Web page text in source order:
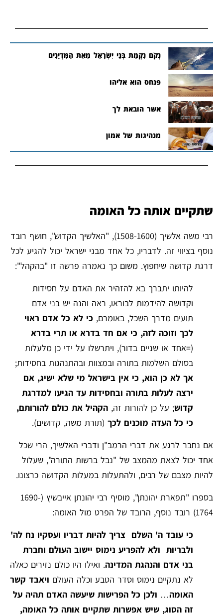
נְקֹם נִקְמַת בְּנֵי יִשְׂרָאֵל מֵאֵת הַמִּדְיָנִים
פנחס הוא אליהו
אשר הובאת לך
מנהיגות של אמון
שתקיים אותה כל האומה
רבי משה אלשיך (1508-1600), "האלשיך הקדוש", חושף רובד
נוסף בציווי זה. לדבריו, כל אחד מבני ישראל יכול להגיע לכל
דרגת קדושה שיחפוץ. משום כך נאמרה פרשה זו "בהקהל":
להיותו יתברך בא להזהיר את האדם על חסידות
וקדושה להידמות לבוראו, ראה והנה יש בני אדם
תועים מדרך השכל, באומרם, כי לא כל אדם ראוי
לכך וזוכה לזה, כי אם חד בדרא או תרי בדרא
(=אחד או שניים בדור), ויתרשלו על ידי כן מלעלות
בסולם השלמות בתורה ובמצוות ובהתנהגות בחסידות;
אך לא כן הוא, כי אין בישראל מי שלא ישיג, אם
ירצה לעלות בתורה ובחסידות עד הגיעו למדרגת
קדוש; על כן להורות זה, הקהיל את כולם להורותם,
כי כל העדה מוכנים לכך (תורת משה, קדושים).
אם נחבר לרגע את דברי הרמב"ן ודברי האלשיך, הרי שכל
אחד יכול לצאת מהמצב של "נבל ברשות התורה", שעלול
להיות מצבם של רבים, ולהתעלות במעלות הקדושה כרצונו.
בספרו "תפארת יהונתן", מוסיף רבי יהונתן אייבשיץ (1690-
1764) רובד נוסף, הרובד של הפרט מול האומה:
כי עובד ה' השלם צריך להיות דבריו ועסקיו נח לה'
ולבריות ולא להפריע נימוס יישוב העולם וחברת
בני אדם והנהגת המדינה. ואילו היו כולם נזירים כאלה
לא נתקיים נימוס וסדר הטבע וכלה העולם ויאבד קשר
האומה… ולכן כל הפרישות שיעשה האדם תהיה על
זה הסוג, שיש אפשרות שתקיים אותה כל האומה,